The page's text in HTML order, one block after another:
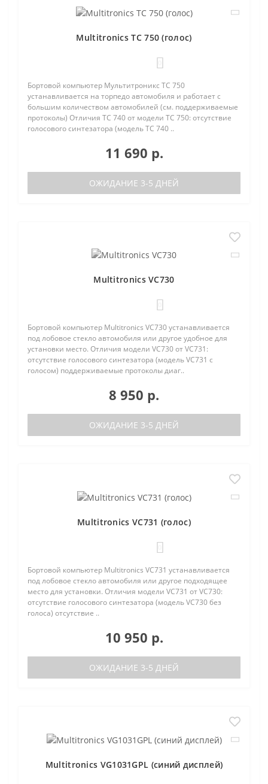
Multitronics TC 750 (голос)
Бортовой компьютер Мультитроникс TC 750
устанавливается на торпедо автомобиля и работает с
большим количеством автомобилей (см. поддерживаемые
протоколы) Отличия TC 740 от модели TC 750: отсутствие
голосового синтезатора (модель TC 740 ..
11 690 р.
ОЖИДАНИЕ 3-5 ДНЕЙ
Multitronics VC730
Бортовой компьютер Multitronics VC730 устанавливается
под лобовое стекло автомобиля или другое удобное для
установки место. Отличия модели VC730 от VC731:
отсутствие голосового синтезатора (модель VC731 с
голосом) поддерживаемые протоколы диаг..
8 950 р.
ОЖИДАНИЕ 3-5 ДНЕЙ
Multitronics VC731 (голос)
Бортовой компьютер Multitronics VC731 устанавливается
под лобовое стекло автомобиля или другое подходящее
место для установки. Отличия модели VC731 от VC730:
отсутствие голосового синтезатора (модель VC730 без
голоса) отсутствие ..
10 950 р.
ОЖИДАНИЕ 3-5 ДНЕЙ
Multitronics VG1031GPL (синий дисплей)